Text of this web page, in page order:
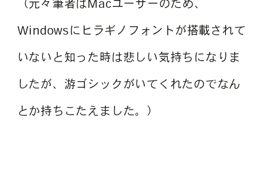
（元々筆者はMacユーザーのため、
Windowsにヒラギノフォントが搭載されて
いないと知った時は悲しい気持ちになりま
したが、游ゴシックがいてくれたのでなん
とか持ちこたえました。）